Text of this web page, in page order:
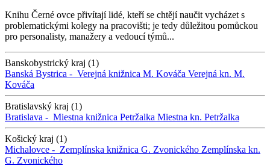
Knihu Černé ovce přivítají lidé, kteří se chtějí naučit vycházet s
problematickými kolegy na pracovišti; je tedy důležitou pomůckou
pro personalisty, manažery a vedoucí týmů...
Banskobystrický kraj (1)
Banská Bystrica - Verejná knižnica M. Kováča Verejná kn. M.
Kováča
Bratislavský kraj (1)
Bratislava - Miestna knižnica Petržalka Miestna kn. Petržalka
Košický kraj (1)
Michalovce - Zemplínska knižnica G. Zvonického Zemplínska kn.
G. Zvonického